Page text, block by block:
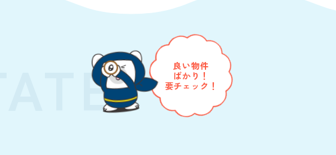
良い物件
ばかり！
要チェック！